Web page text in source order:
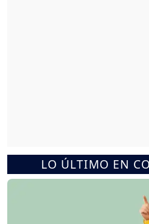
LO ÚLTIMO EN